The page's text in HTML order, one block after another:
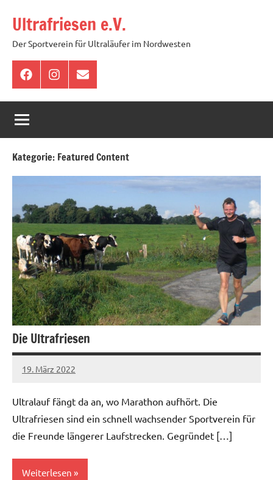
Inhalt
springen
Ultrafriesen e.V.
Der Sportverein für Ultraläufer im Nordwesten
FacebookInstagram
E-
Mail
Kategorie: Featured Content
Die Ultrafriesen
19. März 2022
admin
Keine
Ultralauf fängt da an, wo Marathon aufhört. Die
Ultrafriesen sind ein schnell wachsender Sportverein für
die Freunde längerer Laufstrecken. Gegründet […]
Weiterlesen